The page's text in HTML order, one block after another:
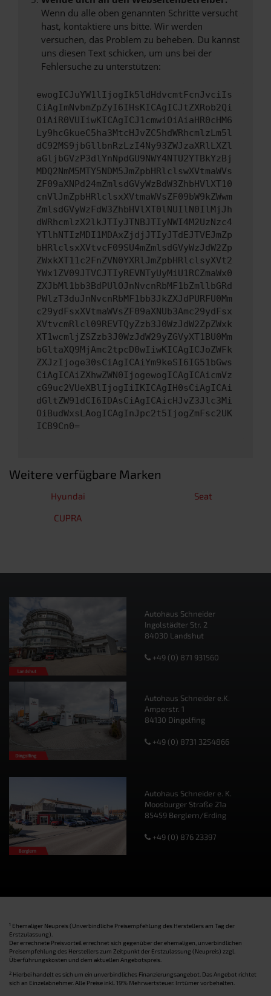
Wenn du alle oben genannten Schritte versucht
hast, kontaktiere uns bitte. Wir werden
versuchen, das Problem zu beheben. Du kannst
uns diesen Text schicken, um uns bei der
Fehlersuche zu unterstützen:
ewogICJuYW1lIjogIk5ldHdvcmtFcnJvciIs
CiAgImNvbmZpZyI6IHsKICAgICJtZXRob2Qi
OiAiR0VUIiwKICAgICJ1cmwiOiAiaHR0cHM6
Ly9hcGkueC5ha3MtcHJvZC5hdWRhcmlzLm5l
dC92MS9jbGllbnRzLzI4Ny93ZWJzaXRlLXZl
aGljbGVzP3dlYnNpdGU9NWY4NTU2YTBkYzBj
MDQ2NmM5MTY5NDM5JmZpbHRlclswXVtmaWVs
ZF09aXNPd24mZmlsdGVyWzBdW3ZhbHVlXT10
cnVlJmZpbHRlclsxXVtmaWVsZF09bW9kZWwm
ZmlsdGVyWzFdW3ZhbHVlXT0lNUIlN0IlMjJh
dWRhcmlzX2lkJTIyJTNBJTIyNWI4M2UzNzc4
YTlhNTIzMDI1MDAxZjdjJTIyJTdEJTVEJmZp
bHRlclsxXVtvcF09SU4mZmlsdGVyWzJdW2Zp
ZWxkXT11c2FnZVN0YXRlJmZpbHRlclsyXVt2
YWx1ZV09JTVCJTIyREVNTyUyMiU1RCZmaWx0
ZXJbMl1bb3BdPUlOJnNvcnRbMF1bZmllbGRd
PWlzT3duJnNvcnRbMF1bb3JkZXJdPURFU0Mm
c29ydFsxXVtmaWVsZF09aXNUb3Amc29ydFsx
XVtvcmRlcl09REVTQyZzb3J0WzJdW2ZpZWxk
XT1wcmljZSZzb3J0WzJdW29yZGVyXT1BU0Mm
bGltaXQ9MjAmc2tpcD0wIiwKICAgICJoZWFk
ZXJzIjoge30sCiAgICAiYm9keSI6IG51bGws
CiAgICAiZXhwZWN0IjogewogICAgICAicmVz
cG9uc2VUeXBlIjogIiIKICAgIH0sCiAgICAi
dGltZW91dCI6IDAsCiAgICAicHJvZ3Jlc3Mi
OiBudWxsLAogICAgInJpc2t5IjogZmFsc2UK
ICB9Cn0=
Weitere verfügbare Marken
Hyundai
Seat
CUPRA
Autohaus Schneider
Ingolstädter Str. 2
84030 Landshut
+49 (0) 871 931560
Autohaus Schneider e.K.
Amperstr. 1
84130 Dingolfing
+49 (0) 8731 3254866
Autohaus Schneider e. K.
Moosburger Straße 21a
85459 Berglern/Erding
+49 (0) 876 23397
1 Ehemaliger Neupreis (Unverbindliche Preisempfehlung des Herstellers am Tag der
Erstzulassung).
Der errechnete Preisvorteil errechnet sich gegenüber der ehemaligen, unverbindlichen
Preisempfehlung des Herstellers zum Zeitpunkt der Erstzulassung (Neupreis) zzgl.
Überführungskosten und dem aktuellen Angebotspreis.
2 Hierbei handelt es sich um ein unverbindliches Finanzierungsangebot. Das Angebot richtet
sich an Einzelabnehmer. Alle Preise inkl. 19% Mehrwertsteuer. Irrtümer vorbehalten.